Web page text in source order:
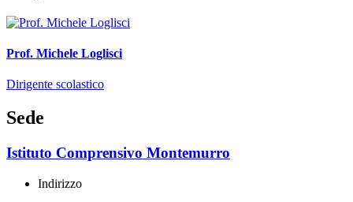
Prof. Michele Loglisci
Dirigente scolastico
Sede
Istituto Comprensivo Montemurro
Indirizzo